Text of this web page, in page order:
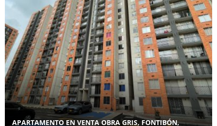
APARTAMENTO EN VENTA OBRA GRIS, FONTIBÓN,